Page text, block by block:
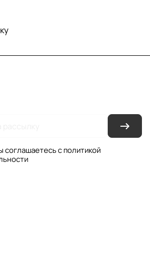
соглашаетесь с политикой